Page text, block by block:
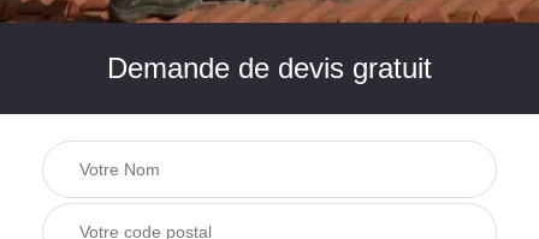
Demande de devis gratuit